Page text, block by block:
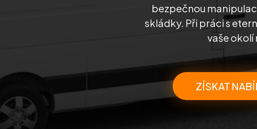
bezpečnou
skládky. Při práci s
vaše okolí
ZÍSKAT